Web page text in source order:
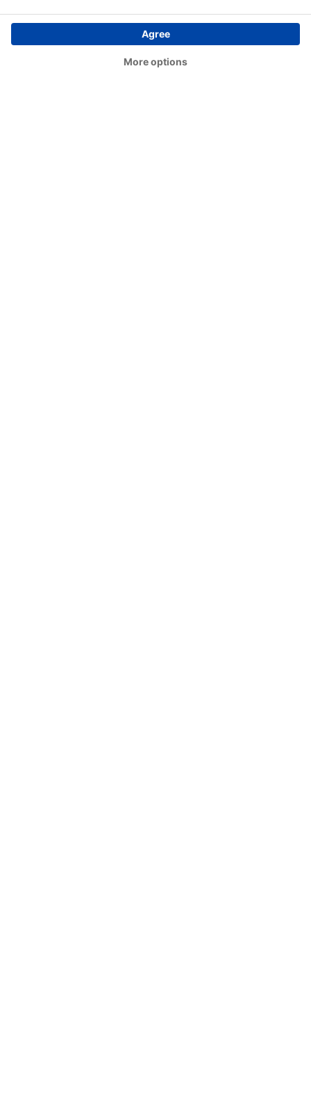
Lerwick
Tiree Airport (TRE)